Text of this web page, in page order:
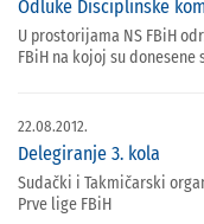
Odluke Disciplinske
U prostorijama NS FBiH
FBiH na kojoj su
22.08.2012.
Delegiranje 3. kola
Sudački i Takmičarski
Prve lige FBiH